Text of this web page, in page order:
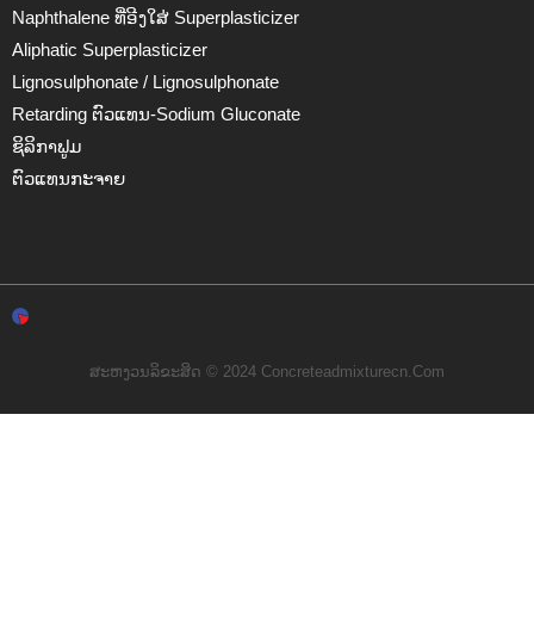
Naphthalene ທີ່ອີງໃສ່ Superplasticizer
Aliphatic Superplasticizer
Lignosulphonate / Lignosulphonate
Retarding ຕົວແທນ-Sodium Gluconate
ຊິລິກາຟູມ
ຕົວແທນກະຈາຍ
ສະຫງວນລິຂະສິດ © 2024 Concreteadmixturecn.com